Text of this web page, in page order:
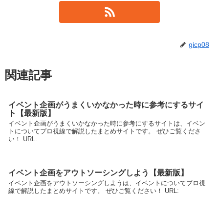
gicp08
関連記事
イベント企画がうまくいかなかった時に参考にするサイ
ト【最新版】
イベント企画がうまくいかなかった時に参考にするサイトは、イベン
トについてプロ視線で解説したまとめサイトです。 ぜひご覧くださ
い！ URL:
イベント企画をアウトソーシングしよう【最新版】
イベント企画をアウトソーシングしようは、イベントについてプロ視
線で解説したまとめサイトです。 ぜひご覧ください！ URL: